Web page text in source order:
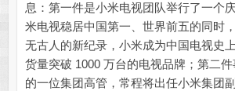
息：第一件是小米电视团队举行了一个
米电视稳居中国第一、世界前五的同时
无古人的新纪录，小米成为中国电视史
货量突破 1000 万台的电视品牌；第二
的一位集团高管，常程将出任小米集团